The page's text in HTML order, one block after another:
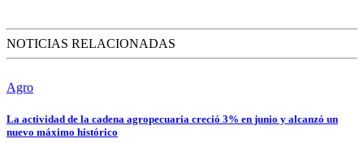
NOTICIAS RELACIONADAS
Agro
La actividad de la cadena agropecuaria creció 3% en junio y alcanzó un
nuevo máximo histórico